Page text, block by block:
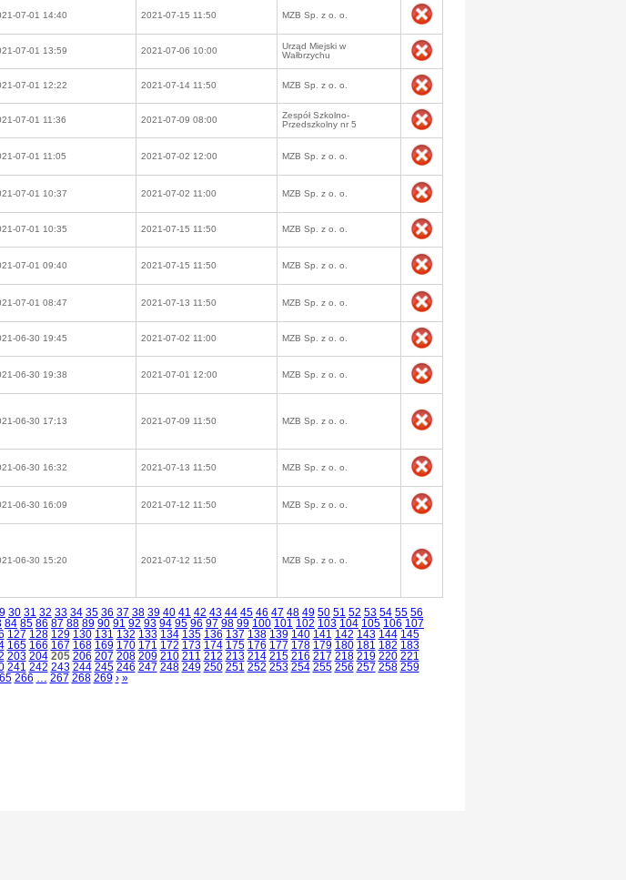
07-01 14:40 2021-07-15 11:50 MZB Sp. z o. o.
07-01 13:59 2021-07-06 10:00
Urząd Miejski w
Wałbrzychu
07-01 12:22 2021-07-14 11:50 MZB Sp. z o. o.
07-01 11:36 2021-07-09 08:00
Zespół Szkolno-
Przedszkolny nr 5
07-01 11:05 2021-07-02 12:00 MZB Sp. z o. o.
07-01 10:37 2021-07-02 11:00 MZB Sp. z o. o.
07-01 10:35 2021-07-15 11:50 MZB Sp. z o. o.
07-01 09:40 2021-07-15 11:50 MZB Sp. z o. o.
07-01 08:47 2021-07-13 11:50 MZB Sp. z o. o.
06-30 19:45 2021-07-02 11:00 MZB Sp. z o. o.
06-30 19:38 2021-07-01 12:00 MZB Sp. z o. o.
06-30 17:13 2021-07-09 11:50 MZB Sp. z o. o.
06-30 16:32 2021-07-13 11:50 MZB Sp. z o. o.
06-30 16:09 2021-07-12 11:50 MZB Sp. z o. o.
06-30 15:20 2021-07-12 11:50 MZB Sp. z o. o.
30 31 32 33 34 35 36 37 38 39 40 41 42 43 44 45 46 47 48 49 50 51 52 53 54 55 56
84 85 86 87 88 89 90 91 92 93 94 95 96 97 98 99 100 101 102 103 104 105 106 107
127 128 129 130 131 132 133 134 135 136 137 138 139 140 141 142 143 144 145
165 166 167 168 169 170 171 172 173 174 175 176 177 178 179 180 181 182 183
203 204 205 206 207 208 209 210 211 212 213 214 215 216 217 218 219 220 221
241 242 243 244 245 246 247 248 249 250 251 252 253 254 255 256 257 258 259
266 … 267 268 269 › »